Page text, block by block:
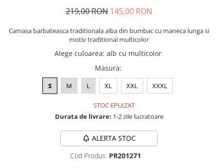
219,00 RON 145,00 RON
Camasa barbateasca traditionala alba din bumbac cu maneca lunga si
motiv traditional multicolor
Alege culoarea: alb cu multicolor
Masura:
S M L XL XXL XXXL
STOC EPUIZAT
Durata de livrare: 1-2 zile lucratoare
ALERTA STOC
Cod Produs: PR201271